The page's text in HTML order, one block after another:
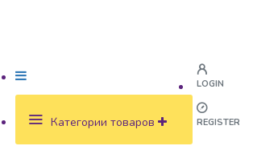
Категории товаров
LOGIN
REGISTER